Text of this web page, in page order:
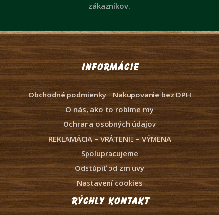
zákazníkov.
Informácie
Obchodné podmienky - Nakupovanie bez DPH
O nás, ako to robíme my
Ochrana osobných údajov
REKLAMÁCIA – VRÁTENIE – VÝMENA
Spolupracujeme
Odstúpiť od zmluvy
Nastavení cookies
Rýchly kontakt